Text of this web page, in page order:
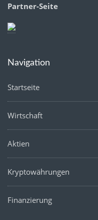
Partner-Seite
Navigation
Startseite
Wirtschaft
Aktien
Kryptowährungen
Finanzierung